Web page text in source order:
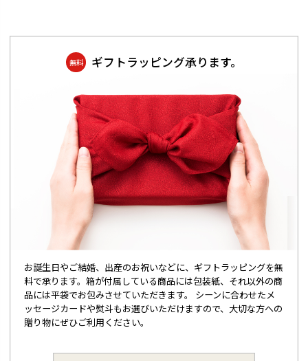
無料 ギフトラッピング承ります。
お誕生日やご結婚、出産のお祝いなどに、ギフトラッピングを無
料で承ります。箱が付属している商品には包装紙、それ以外の商
品には平袋でお包みさせていただきます。 シーンに合わせたメ
ッセージカードや熨斗もお選びいただけますので、大切な方への
贈り物にぜひご利用ください。